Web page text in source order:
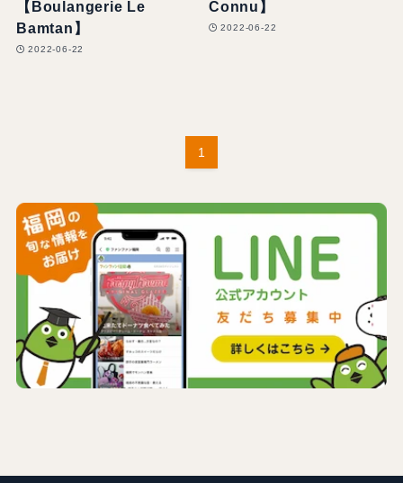
【Boulangerie Le
Bamtan】
2022-06-22
Connu】
2022-06-22
1